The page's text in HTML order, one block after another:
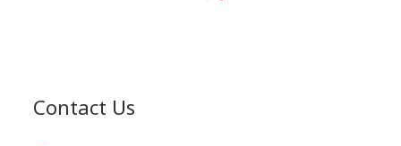
Contact Us